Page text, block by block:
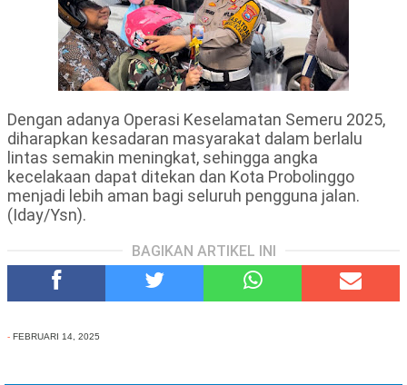
Dengan adanya Operasi Keselamatan Semeru 2025,
diharapkan kesadaran masyarakat dalam berlalu
lintas semakin meningkat, sehingga angka
kecelakaan dapat ditekan dan Kota Probolinggo
menjadi lebih aman bagi seluruh pengguna jalan.
(Iday/Ysn).
BAGIKAN ARTIKEL INI
- FEBRUARI 14, 2025